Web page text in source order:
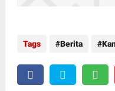
Tags Berita